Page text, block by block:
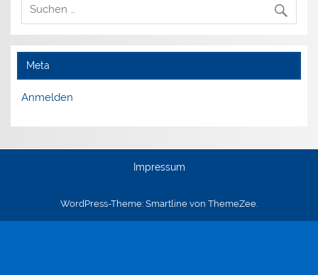
Meta
Anmelden
Impressum
WordPress-Theme: Smartline von ThemeZee.